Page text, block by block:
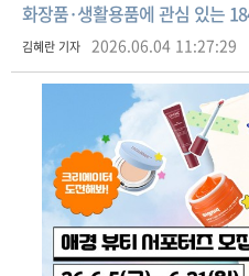
화장품·생활용품에 관심 있는
김혜란 기자 2026.06.04 11:27:29